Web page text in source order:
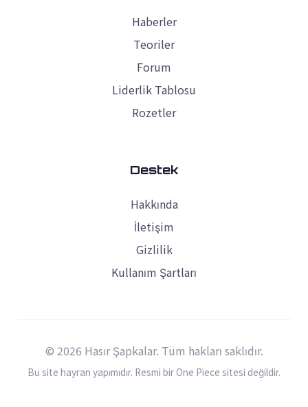
Haberler
Teoriler
Forum
Liderlik Tablosu
Rozetler
Destek
Hakkında
İletişim
Gizlilik
Kullanım Şartları
© 2026 Hasır Şapkalar. Tüm hakları saklıdır.
Bu site hayran yapımıdır. Resmi bir One Piece sitesi değildir.